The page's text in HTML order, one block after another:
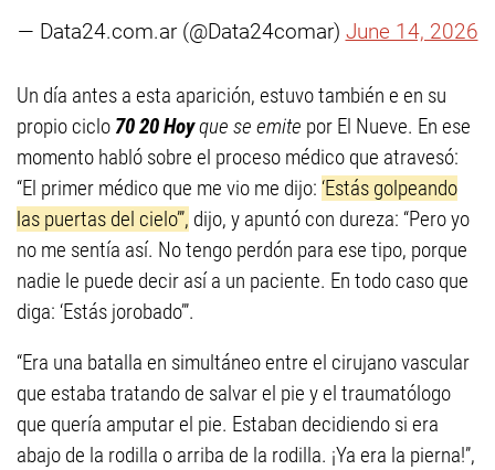
— Data24.com.ar (@Data24comar) June 14, 2026
Un día antes a esta aparición, estuvo también e en su
propio ciclo 70 20 Hoyque se emite por El Nueve. En ese
momento habló sobre el proceso médico que atravesó:
“El primer médico que me vio me dijo: ‘Estás golpeando
las puertas del cielo’”, dijo, y apuntó con dureza: “Pero yo
no me sentía así. No tengo perdón para ese tipo, porque
nadie le puede decir así a un paciente. En todo caso que
diga: ‘Estás jorobado’”.
“Era una batalla en simultáneo entre el cirujano vascular
que estaba tratando de salvar el pie y el traumatólogo
que quería amputar el pie. Estaban decidiendo si era
abajo de la rodilla o arriba de la rodilla. ¡Ya era la pierna!”,